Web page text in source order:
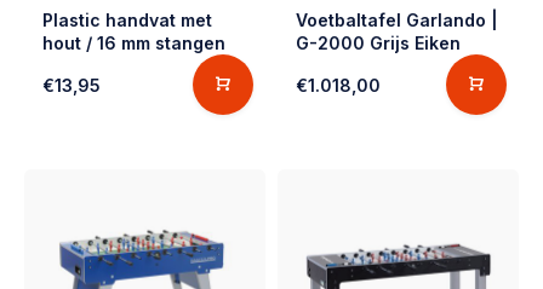
Plastic handvat met
hout / 16 mm stangen
€13,95
Voetbaltafel Garlando |
G-2000 Grijs Eiken
€1.018,00